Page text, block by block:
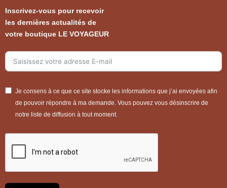
Inscrivez-vous pour recevoir
les dernières actualités de
votre boutique LE VOYAGEUR
Je consens à ce que ce site stocke les informations que j’ai envoyées afin
de pouvoir répondre à ma demande. Vous pouvez vous désinscrire de
notre liste de diffusion à tout moment.